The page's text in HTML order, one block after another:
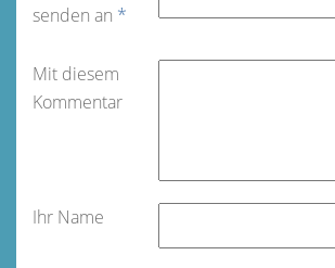
senden an *
Mit diesem
Kommentar
Ihr Name